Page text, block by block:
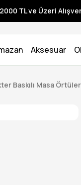
2000 TL ve Üzeri
Aksesuar
Baskılı Masa